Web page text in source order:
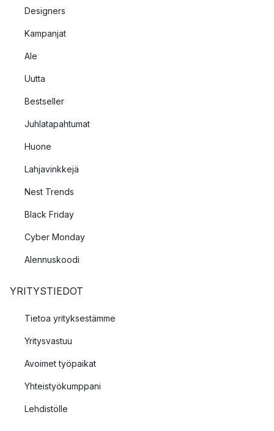
Designers
Kampanjat
Ale
Uutta
Bestseller
Juhlatapahtumat
Huone
Lahjavinkkejä
Nest Trends
Black Friday
Cyber Monday
Alennuskoodi
YRITYSTIEDOT
Tietoa yrityksestämme
Yritysvastuu
Avoimet työpaikat
Yhteistyökumppani
Lehdistölle